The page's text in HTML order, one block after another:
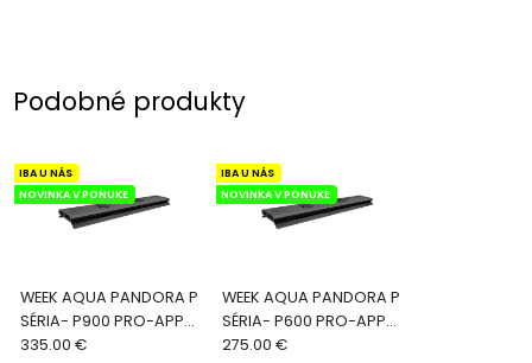
Podobné produkty
WEEK AQUA PANDORA P
SÉRIA- P900 PRO-APP
CONTROL LED WRGB
IBA U NÁS
NOVINKA V PONUKE
335.00 €
WEEK AQUA PANDORA P
SÉRIA- P600 PRO-APP
CONTROL LED WRGB
IBA U NÁS
NOVINKA V PONUKE
275.00 €